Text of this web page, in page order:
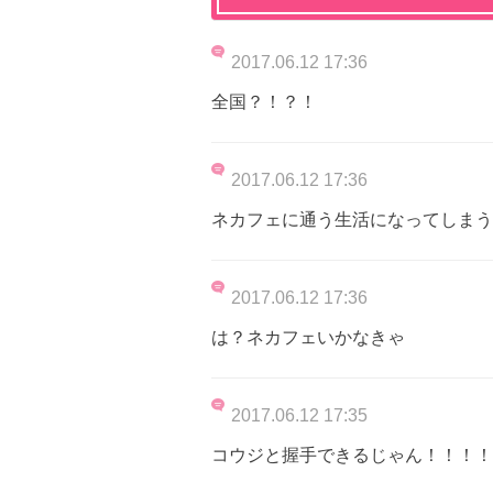
2017.06.12 17:36
全国？！？！
2017.06.12 17:36
ネカフェに通う生活になってしまう
2017.06.12 17:36
は？ネカフェいかなきゃ
2017.06.12 17:35
コウジと握手できるじゃん！！！